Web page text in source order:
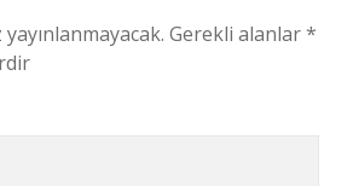
Gerekli alanlar*